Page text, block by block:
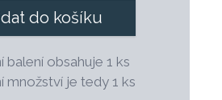
do košíku
balení obsahuje 1 ks
množství je tedy 1 ks